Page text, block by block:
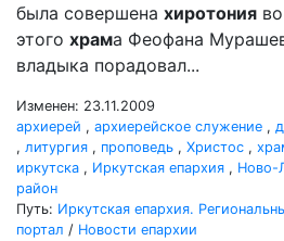
была совершена хиротония
этого храма Феофана
владыка порадовал...
Изменен: 23.11.2009
архиерей , архиерейское служение ,
, литургия , проповедь , Христос ,
иркутска , Иркутская епархия , Ново-
район
Путь: Иркутская епархия.
портал / Новости епархии